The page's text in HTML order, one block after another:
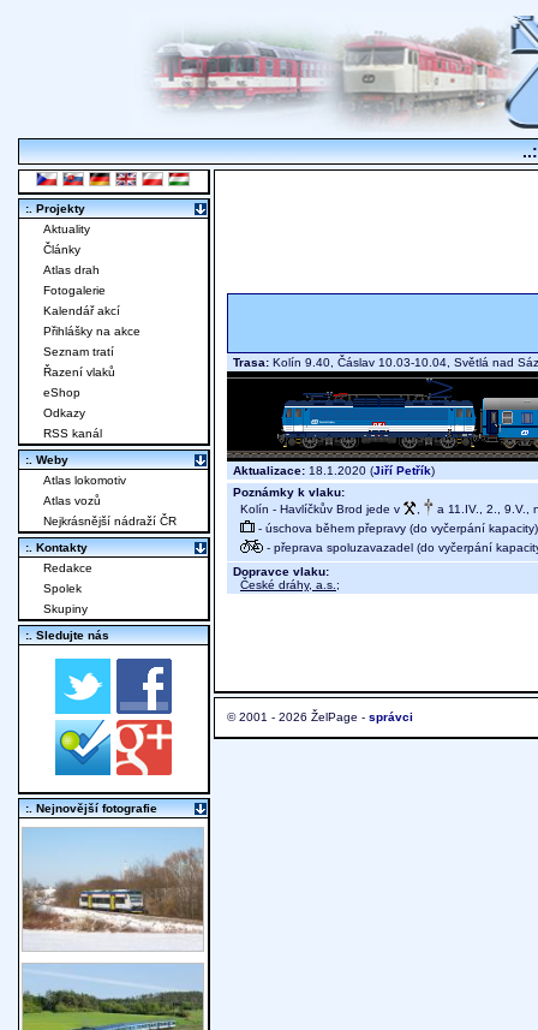
Trasa: Kolín 9.40, Čáslav 10.03-10.04, Světlá nad
Aktualizace: 18.1.2020 (Jiří Petřík)
Poznámky k vlaku:
Kolín - Havlíčkův Brod jede v
a 11.IV., 2., 9.V.,
- úschova během přepravy (do vyčerpání kapacity)
- přeprava spoluzavazadel (do vyčerpání
Dopravce vlaku:
České dráhy, a.s. ;
© 2001 - 2026 ŽelPage - správci
:. Projekty
Aktuality
Články
Atlas drah
Fotogalerie
Kalendář akcí
Přihlášky na akce
Seznam tratí
Řazení vlaků
eShop
Odkazy
RSS kanál
:. Weby
Atlas lokomotiv
Atlas vozů
Nejkrásnější nádraží ČR
:. Kontakty
Redakce
Spolek
Skupiny
:. Sledujte nás
:. Nejnovější fotografie